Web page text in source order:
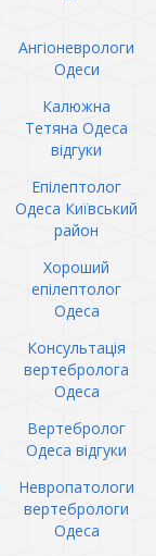
Ангіоневрологи
Одеси
Калюжна
Тетяна Одеса
відгуки
Епілептолог
Одеса Київський
район
Хороший
епілептолог
Одеса
Консультація
вертебролога
Одеса
Вертебролог
Одеса відгуки
Невропатологи
вертебрологи
Одеса